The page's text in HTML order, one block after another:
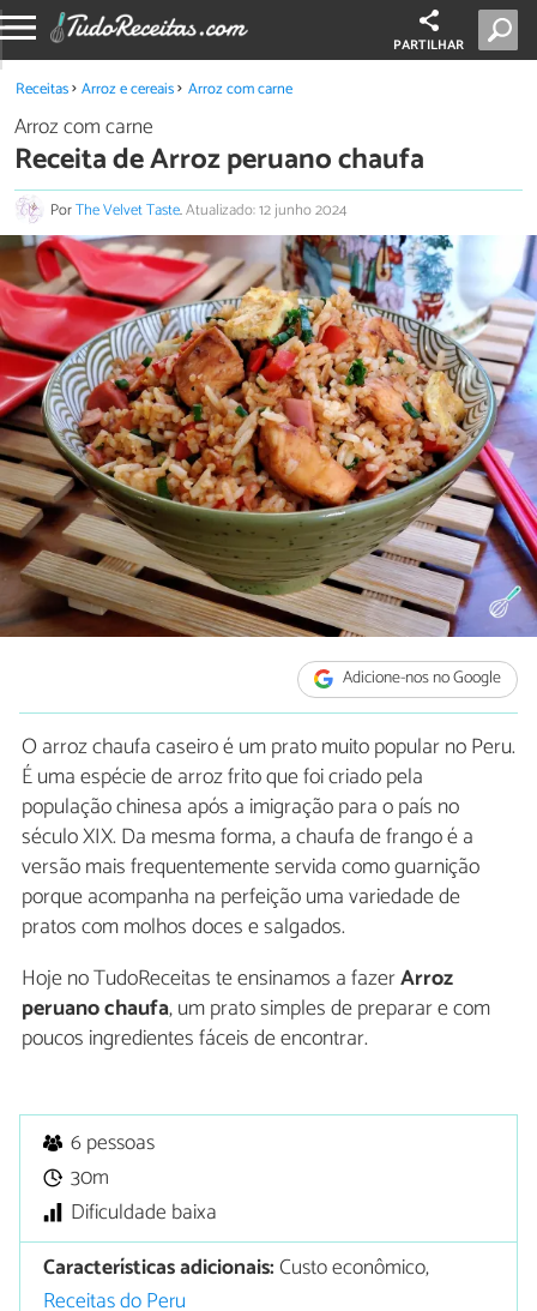
PARTILHAR
Receitas Arroz e cereais Arroz com carne
Arroz com carne
Receita de Arroz peruano chaufa
PorThe Velvet Taste.Atualizado: 12 junho 2024
Adicione-nos no Google
O arroz chaufa caseiro é um prato muito popular no Peru.
É uma espécie de arroz frito que foi criado pela
população chinesa após a imigração para o país no
século XIX. Da mesma forma, a chaufa de frango é a
versão mais frequentemente servida como guarnição
porque acompanha na perfeição uma variedade de
pratos com molhos doces e salgados.
Hoje no TudoReceitas te ensinamos a fazerArroz
peruano chaufa, um prato simples de preparar e com
poucos ingredientes fáceis de encontrar.
6 pessoas
30m
Dificuldade baixa
Características adicionais:Custo econômico,
Receitas do Peru